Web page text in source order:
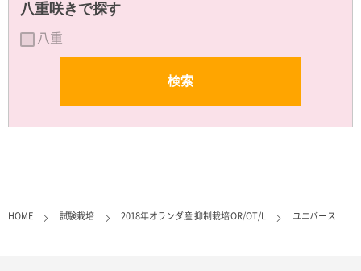
八重咲きで探す
八重
HOME 試験栽培 2018年オランダ産 抑制栽培 OR/OT/L ユニバース